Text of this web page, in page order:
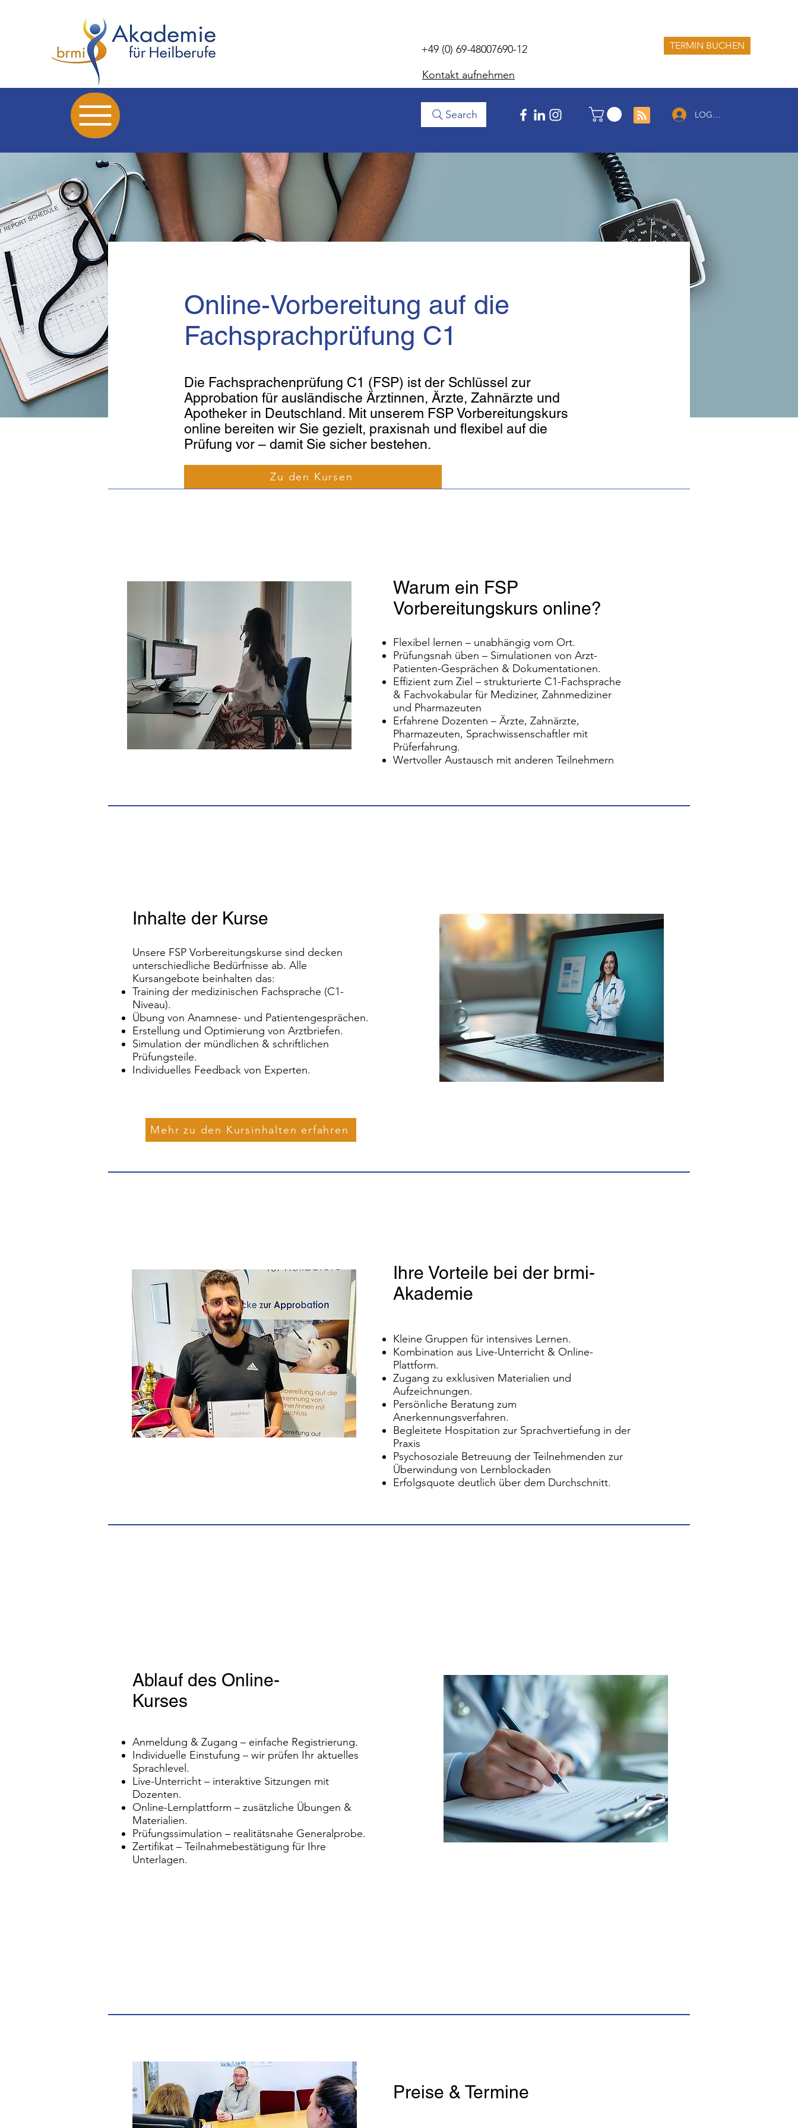
+49 (0) 69-48007690-12 TERMIN BUCHEN
Kontakt aufnehmen
Search LOG IN
Online-Vorbereitung auf die
Fachsprachprüfung C1
Die Fachsprachenprüfung C1 (FSP) ist der Schlüssel zur
Approbation für ausländische Ärztinnen, Ärzte, Zahnärzte und
Apotheker in Deutschland. Mit unserem FSP Vorbereitungskurs
online bereiten wir Sie gezielt, praxisnah und flexibel auf die
Prüfung vor – damit Sie sicher bestehen.
Zu den Kursen
Warum ein FSP
Vorbereitungskurs online?
Flexibel lernen – unabhängig vom Ort.
Prüfungsnah üben – Simulationen von Arzt-
Patienten-Gesprächen & Dokumentationen.
Effizient zum Ziel – strukturierte C1-Fachsprache
& Fachvokabular für Mediziner, Zahnmediziner
und Pharmazeuten
Erfahrene Dozenten – Ärzte, Zahnärzte,
Pharmazeuten, Sprachwissenschaftler mit
Prüferfahrung.
Wertvoller Austausch mit anderen Teilnehmern
Inhalte der Kurse
Unsere FSP Vorbereitungskurse sind decken
unterschiedliche Bedürfnisse ab. Alle
Kursangebote beinhalten das:
Training der medizinischen Fachsprache (C1-
Niveau).
Übung von Anamnese- und Patientengesprächen.
Erstellung und Optimierung von Arztbriefen.
Simulation der mündlichen & schriftlichen
Prüfungsteile.
Individuelles Feedback von Experten.
Mehr zu den Kursinhalten erfahren
Ihre Vorteile bei der brmi-
Akademie
Kleine Gruppen für intensives Lernen.
Kombination aus Live-Unterricht & Online-
Plattform.
Zugang zu exklusiven Materialien und
Aufzeichnungen.
Persönliche Beratung zum
Anerkennungsverfahren.
Begleitete Hospitation zur Sprachvertiefung in der
Praxis
Psychosoziale Betreuung der Teilnehmenden zur
Überwindung von Lernblockaden
Erfolgsquote deutlich über dem Durchschnitt.
Ablauf des Online-
Kurses
Anmeldung & Zugang – einfache Registrierung.
Individuelle Einstufung – wir prüfen Ihr aktuelles
Sprachlevel.
Live-Unterricht – interaktive Sitzungen mit
Dozenten.
Online-Lernplattform – zusätzliche Übungen &
Materialien.
Prüfungssimulation – realitätsnahe Generalprobe.
Zertifikat – Teilnahmebestätigung für Ihre
Unterlagen.
Preise & Termine